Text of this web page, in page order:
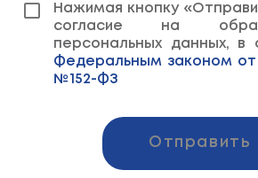
Нажимая кнопку
согласие на
персональных данных, в
Федеральным законом от
№152-ФЗ
Отправить